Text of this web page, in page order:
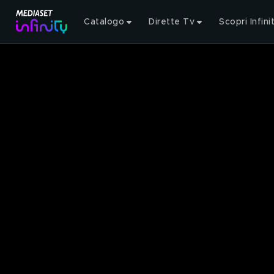
Catalogo Dirette Tv Scopri